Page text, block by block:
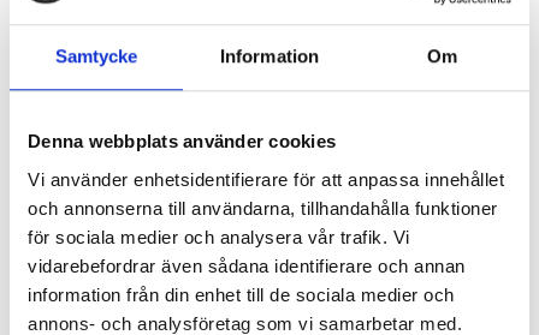
Samtycke Information Om
Denna webbplats använder cookies
Vi använder enhetsidentifierare för att anpassa innehållet
och annonserna till användarna, tillhandahålla funktioner
för sociala medier och analysera vår trafik. Vi
vidarebefordrar även sådana identifierare och annan
information från din enhet till de sociala medier och
annons- och analysföretag som vi samarbetar med.